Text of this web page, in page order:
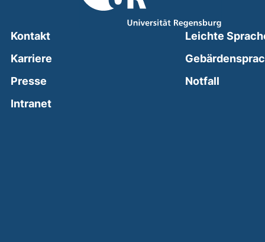
Kontakt
Karriere
Presse
Intranet(external link, opens in a new window)
Leichte
Notfall